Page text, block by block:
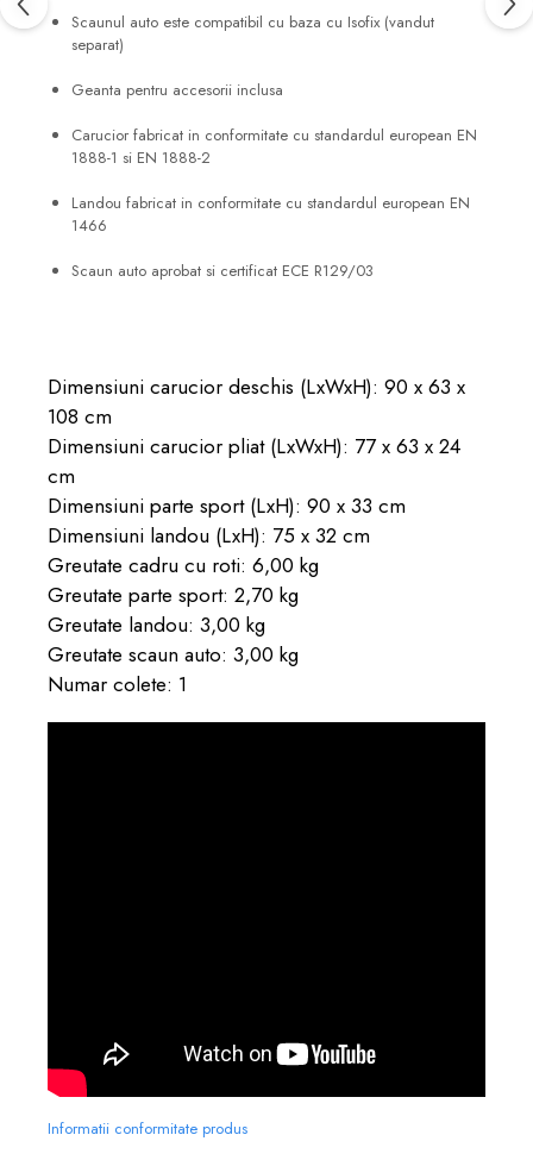
Scaunul auto este compatibil cu baza cu Isofix (vandut
separat)
Geanta pentru accesorii inclusa
Carucior fabricat in conformitate cu standardul european EN
1888-1 si EN 1888-2
Landou fabricat in conformitate cu standardul european EN
1466
Scaun auto aprobat si certificat ECE R129/03
Dimensiuni carucior deschis (LxWxH): 90 x 63 x
108 cm
Dimensiuni carucior pliat (LxWxH): 77 x 63 x 24
cm
Dimensiuni parte sport (LxH): 90 x 33 cm
Dimensiuni landou (LxH): 75 x 32 cm
Greutate cadru cu roti: 6,00 kg
Greutate parte sport: 2,70 kg
Greutate landou: 3,00 kg
Greutate scaun auto: 3,00 kg
Numar colete: 1
Informatii conformitate produs